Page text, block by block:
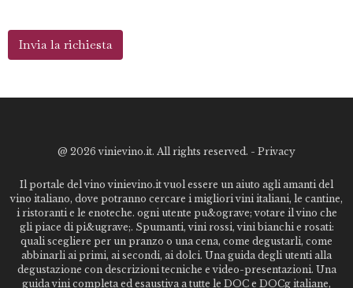
@ 2026 vinievino.it. All rights reserved. - Privacy
Il portale del vino vinievino.it vuol essere un aiuto agli amanti del
vino italiano, dove potranno cercare i migliori vini italiani, le cantine,
i ristoranti e le enoteche. ogni utente pu&ograve; votare il vino che
gli piace di pi&ugrave;. Spumanti, vini rossi, vini bianchi e rosati:
quali scegliere per un pranzo o una cena, come degustarli, come
abbinarli ai primi, ai secondi, ai dolci. Una guida degli utenti alla
degustazione con descrizioni tecniche e video-presentazioni. Una
guida vini completa ed esaustiva a tutte le DOC e DOCg italiane,